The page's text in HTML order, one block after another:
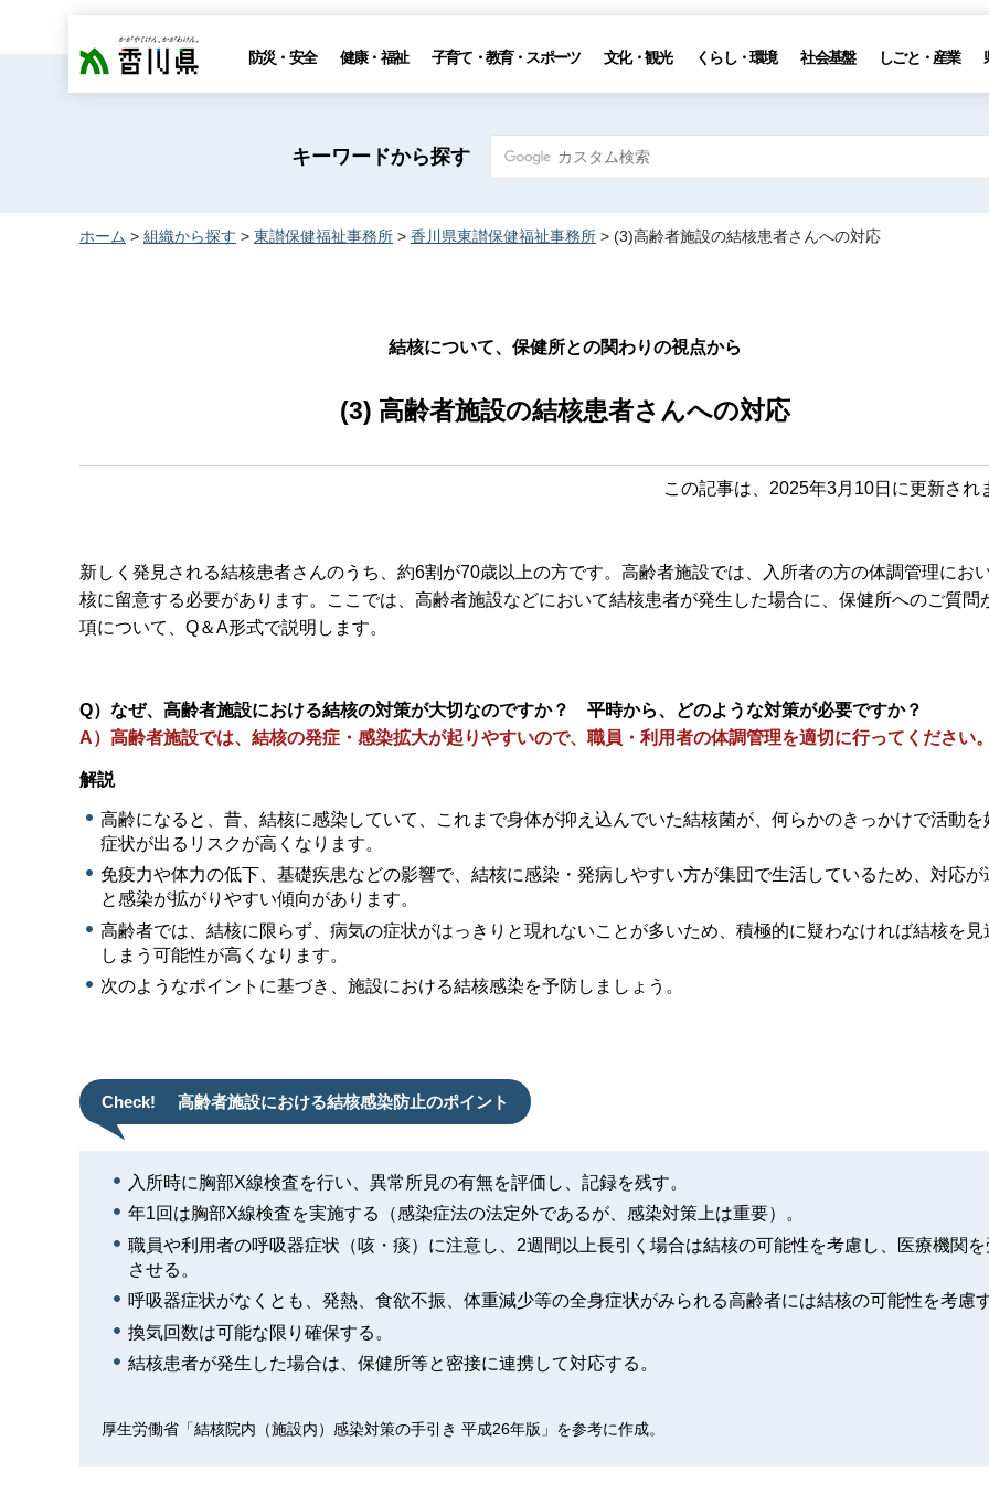
香川県 防災・安全 健康・福祉 子育て・教育・スポーツ 文化・観光 くらし・環境 社会基盤 しごと・産業
キーワードから探す
ホーム > 組織から探す > 東讃保健福祉事務所 > 香川県東讃保健福祉事務所 > (3)高齢者施設の結核患者さんへの対応
結核について、保健所との関わりの視点から
(3) 高齢者施設の結核患者さんへの対応
この記事は、2025年3月10日に更新され
新しく発見される結核患者さんのうち、約6割が70歳以上の方です。高齢者施設では、入所者の方の体調管理にお
核に留意する必要があります。ここでは、高齢者施設などにおいて結核患者が発生した場合に、保健所へのご質問
項について、Q＆A形式で説明します。
Q）なぜ、高齢者施設における結核の対策が大切なのですか？ 平時から、どのような対策が必要ですか？
A）高齢者施設では、結核の発症・感染拡大が起りやすいので、職員・利用者の体調管理を適切に行ってくださ
解説
高齢になると、昔、結核に感染していて、これまで身体が抑え込んでいた結核菌が、何らかのきっかけで活動を
症状が出るリスクが高くなります。
免疫力や体力の低下、基礎疾患などの影響で、結核に感染・発病しやすい方が集団で生活しているため、対応が
と感染が拡がりやすい傾向があります。
高齢者では、結核に限らず、病気の症状がはっきりと現れないことが多いため、積極的に疑わなければ結核を見
しまう可能性が高くなります。
次のようなポイントに基づき、施設における結核感染を予防しましょう。
Check! 高齢者施設における結核感染防止のポイント
入所時に胸部X線検査を行い、異常所見の有無を評価し、記録を残す。
年1回は胸部X線検査を実施する（感染症法の法定外であるが、感染対策上は重要）。
職員や利用者の呼吸器症状（咳・痰）に注意し、2週間以上長引く場合は結核の可能性を考慮し、医療機関
させる。
呼吸器症状がなくとも、発熱、食欲不振、体重減少等の全身症状がみられる高齢者には結核の可能性を考慮
換気回数は可能な限り確保する。
結核患者が発生した場合は、保健所等と密接に連携して対応する。
厚生労働省「結核院内（施設内）感染対策の手引き 平成26年版」を参考に作成。